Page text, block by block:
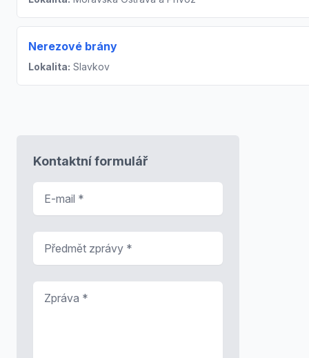
Nerezové brány
Lokalita: Slavkov
Kontaktní formulář